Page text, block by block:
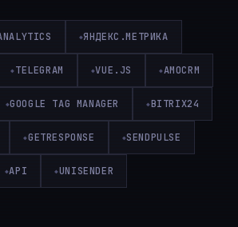
ЯНДЕКС.МЕТРИКА
TELEGRAM VUE.JS AMOCRM
GOOGLE TAG MANAGER BITRIX24
GETRESPONSE SENDPULSE
API UNISENDER